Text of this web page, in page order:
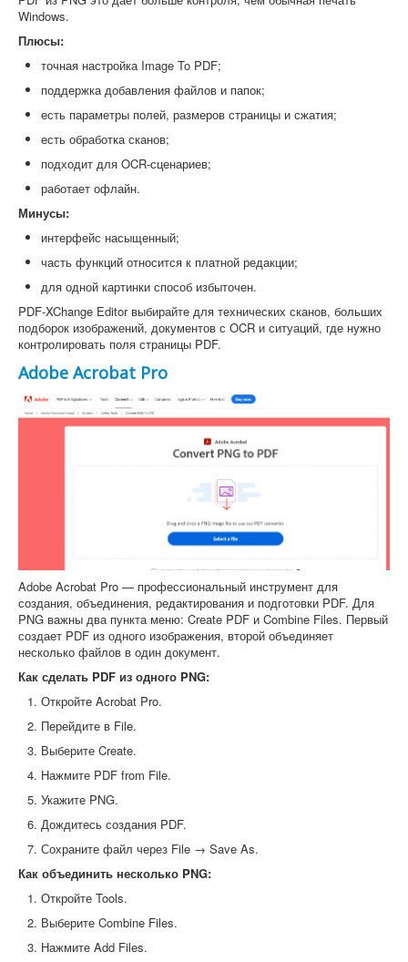
Windows.
Плюсы:
точная настройка Image To PDF;
поддержка добавления файлов и папок;
есть параметры полей, размеров страницы и сжатия;
есть обработка сканов;
подходит для OCR-сценариев;
работает офлайн.
Минусы:
интерфейс насыщенный;
часть функций относится к платной редакции;
для одной картинки способ избыточен.
PDF-XChange Editor выбирайте для технических сканов, больших
подборок изображений, документов с OCR и ситуаций, где нужно
контролировать поля страницы PDF.
Adobe Acrobat Pro
Adobe Acrobat Pro — профессиональный инструмент для
создания, объединения, редактирования и подготовки PDF. Для
PNG важны два пункта меню: Create PDF и Combine Files. Первый
создает PDF из одного изображения, второй объединяет
несколько файлов в один документ.
Как сделать PDF из одного PNG:
Откройте Acrobat Pro.
Перейдите в File.
Выберите Create.
Нажмите PDF from File.
Укажите PNG.
Дождитесь создания PDF.
Сохраните файл через File → Save As.
Как объединить несколько PNG:
Откройте Tools.
Выберите Combine Files.
Нажмите Add Files.